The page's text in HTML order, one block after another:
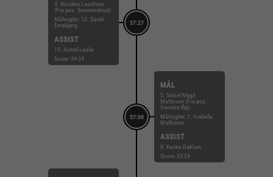
57:27
4. Nicoline Lauritsen
(Fra pos. Gennembrud)
Målvogter: 12. Sarah
Ernebjerg
ASSIST
15. Astrid Leslie
Score: 34-24
57:00
MÅL
5. Sidsel Mygil
Mattesen (Fra pos.
Venstre fløj)
Målvogter: 1. Isabella
Mathorne
ASSIST
8. Karine Dahlum
Score: 33-24